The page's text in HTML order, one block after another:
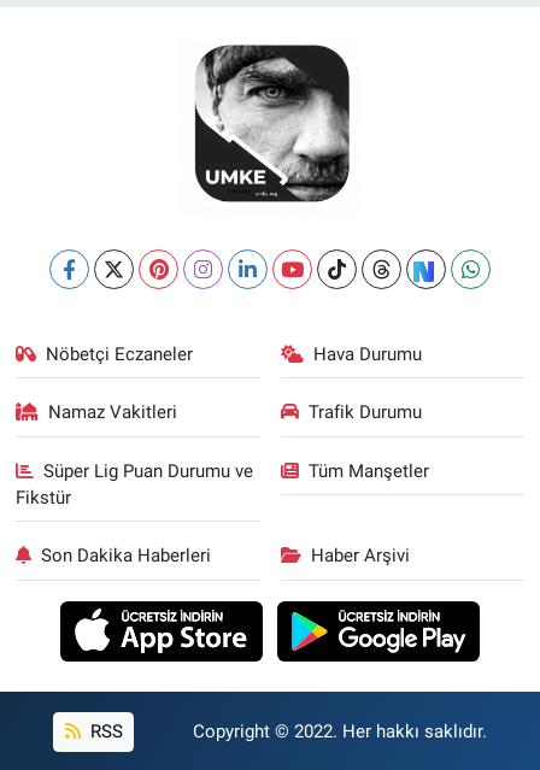
Nöbetçi Eczaneler Hava Durumu
Namaz Vakitleri Trafik Durumu
Süper Lig Puan Durumu ve
Fikstür
Tüm Manşetler
Son Dakika Haberleri Haber Arşivi
RSS Copyright © 2022. Her hakkı saklıdır.